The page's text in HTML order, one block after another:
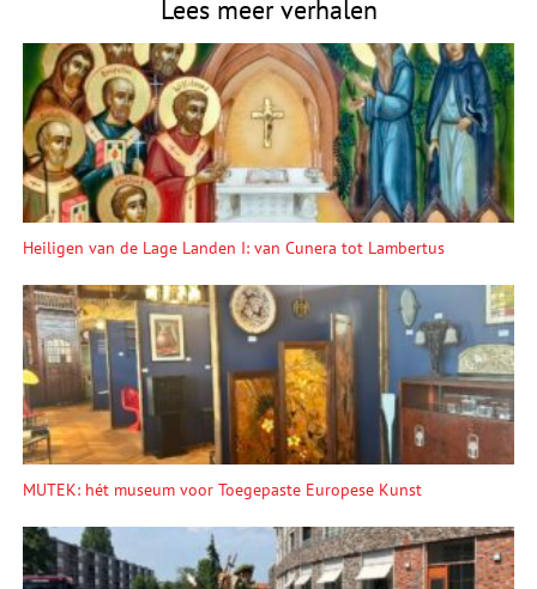
Lees meer verhalen
Heiligen van de Lage Landen I: van Cunera tot Lambertus
MUTEK: hét museum voor Toegepaste Europese Kunst